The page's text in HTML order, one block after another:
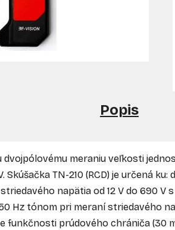
Popis
dvojpólovému meraniu veľkosti
TN-210 (RCD) je určená ku:
napätia od 12 V do 690 V
Hz tónom pri meraní striedavého
funkčnosti prúdového chrániča (30